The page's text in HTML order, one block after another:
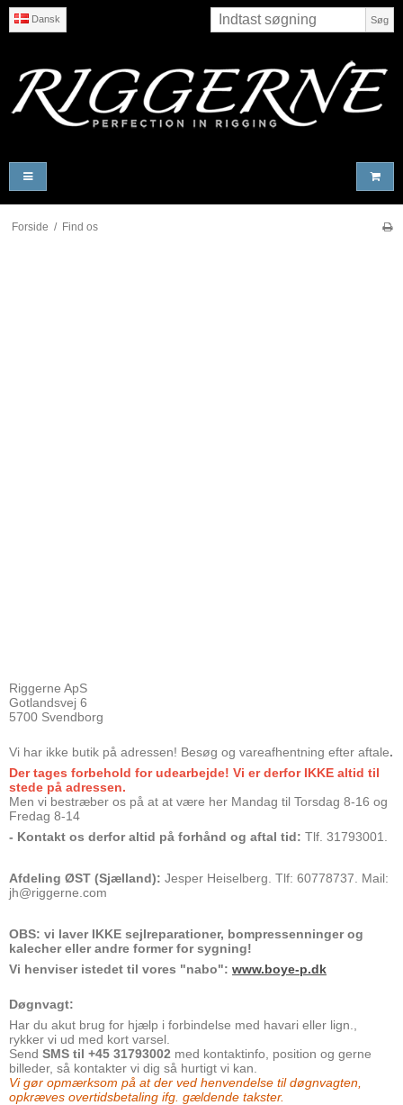
Dansk Søg
Forside / Find os
Riggerne ApS
Gotlandsvej 6
5700 Svendborg
Vi har ikke butik på adressen! Besøg og vareafhentning efter aftale.
Der tages forbehold for udearbejde! Vi er derfor IKKE altid til
stede på adressen.
Men vi bestræber os på at at være her Mandag til Torsdag 8-16 og
Fredag 8-14
- Kontakt os derfor altid på forhånd og aftal tid: Tlf. 31793001.
Afdeling ØST (Sjælland): Jesper Heiselberg. Tlf: 60778737. Mail:
jh@riggerne.com
OBS: vi laver IKKE sejlreparationer, bompressenninger og
kalecher eller andre former for sygning!
Vi henviser istedet til vores "nabo": www.boye-p.dk
Døgnvagt:
Har du akut brug for hjælp i forbindelse med havari eller lign.,
rykker vi ud med kort varsel.
Send SMS til +45 31793002 med kontaktinfo, position og gerne
billeder, så kontakter vi dig så hurtigt vi kan.
Vi gør opmærksom på at der ved henvendelse til døgnvagten,
opkræves overtidsbetaling ifg. gældende takster.